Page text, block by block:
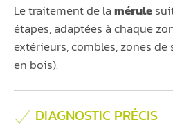
Le traitement de lamérule
étapes, adaptées à chaque
extérieurs, combles, zones
en bois).
DIAGNOSTIC PRÉCIS